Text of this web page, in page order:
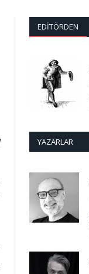
EDITÖRDEN
YAZARLAR